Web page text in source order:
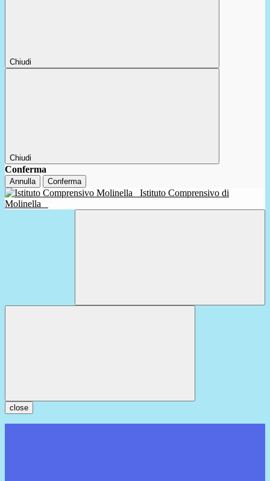
Chiudi
Chiudi
Conferma
Annulla Conferma
Istituto Comprensivo di
Molinella
close